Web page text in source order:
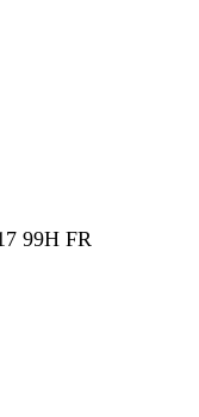
99H FR